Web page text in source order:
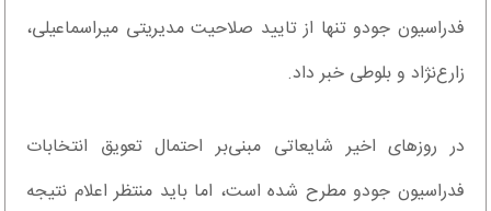
فدراسیون جودو تنها از تایید صلاحیت مدیریتی میراسماعیلی،
زارع‌نژاد و بلوطی خبر داد.
در روزهای اخیر شایعاتی مبنی‌بر احتمال تعویق انتخابات
فدراسیون جودو مطرح شده است، اما باید منتظر اعلام نتیجه